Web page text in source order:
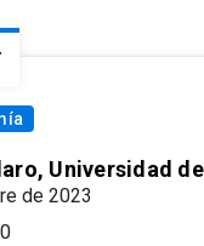
Universidad
de 2023